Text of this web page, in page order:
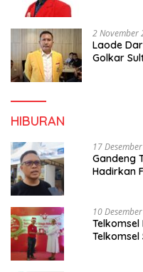
2 November
Laode
Golkar
HIBURAN
17
Gandeng
Hadirkan
10